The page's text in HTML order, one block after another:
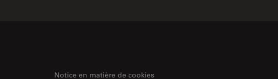
Notice en matière de cookies